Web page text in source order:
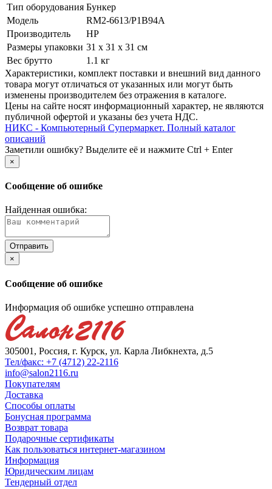
Тип оборудования Бункер
Модель
RM2-6613/­P1B94A
Производитель
HP
Размеры упаковки 31 x 31 x 31 см
Вес брутто
1.1 кг
Xарактеристики, комплект поставки и внешний вид данного
товара могут отличаться от указанных или могут быть
изменены производителем без отражения в каталоге.
Цены на сайте носят информационный характер, не являются
публичной офертой и указаны без учета НДС.
НИКС - Компьютерный Cупермаркет. Полный каталог
описаний
Заметили ошибку? Выделите её и нажмите Ctrl + Enter
×
Сообщение об ошибке
Найденная ошибка:
×
Сообщение об ошибке
Информация об ошибке успешно отправлена
305001, Россия, г. Курск, ул. Карла Либкнехта, д.5
Тел/факс: +7 (4712) 22-2116
info@salon2116.ru
Покупателям
Доставка
Способы оплаты
Бонусная программа
Возврат товара
Подарочные сертификаты
Как пользоваться интернет-магазином
Информация
Юридическим лицам
Тендерный отдел